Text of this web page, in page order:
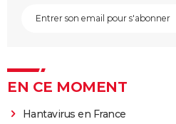
EN CE MOMENT
Hantavirus en France